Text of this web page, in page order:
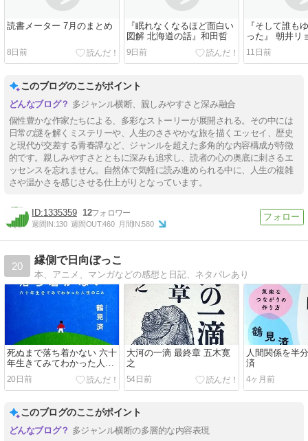
読書メーター 7月のまとめ
8日前
『眠れなくなるほど面白い
図解 北海道の話』和田哲
9日前
『そして誰も
った』 朝井リ
11日前
このブログのここがポイント
多ジャンル横断、親しみやすさと深み融合
個性豊かな作家たちによる、多彩なストーリーが展開される。その中には
日常の謎を解くミステリーや、人生のささやかな旅を描くエッセイ、歴史
と現代が交差する青春譚など、ジャンルを超えた多角的な内容構成が特徴
的です。親しみやすさとともに深みも追求し、読者の心の奥底に刺さるエ
ッセンスを忘れません。自然体で気軽に読み進められる中に、人生の複雑
さや温かさを感じさせる仕上がりとなっています。
1335359 12
週間IN:130 週間OUT:460 月間IN:580
20
縁側で日向ぼっこ
本、アニメ、マンガなどの感想と日記、ネタバレあり
死ぬまで落ち着かない 六十
年生きてみてわかった人生
のこと 鶴見済
20日前
大河の一滴 最終章 五木寛
之
54日前
人間関係を半
済
4ヶ月前
このブログのここがポイント
多ジャンル横断の多層的な内容表現